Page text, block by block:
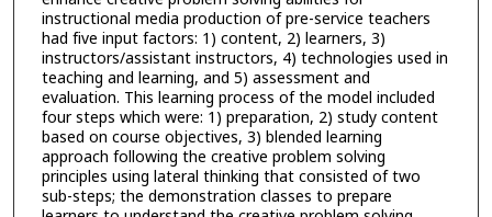
instructional media production of pre-service teachers
had five input factors: 1) content, 2) learners, 3)
instructors/assistant instructors, 4) technologies used in
teaching and learning, and 5) assessment and
evaluation. This learning process of the model included
four steps which were: 1) preparation, 2) study content
based on course objectives, 3) blended learning
approach following the creative problem solving
principles using lateral thinking that consisted of two
sub-steps; the demonstration classes to prepare